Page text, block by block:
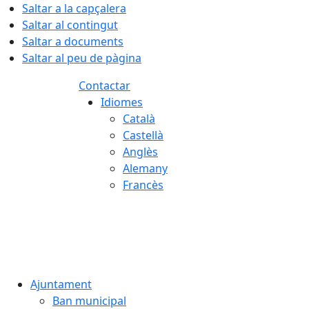
Saltar a la capçalera
Saltar al contingut
Saltar a documents
Saltar al peu de pàgina
Contactar
Idiomes
Català
Castellà
Anglès
Alemany
Francès
Ajuntament
Ban municipal